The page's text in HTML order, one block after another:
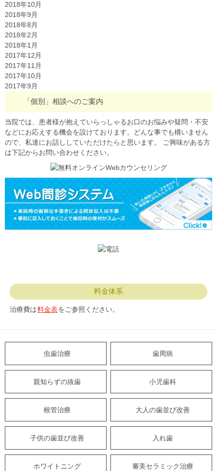
2018年10月
2018年9月
2018年8月
2018年2月
2018年1月
2017年12月
2017年11月
2017年10月
2017年9月
「個別」相談へのご案内
当院では、患者様が抱えていらっしゃるお口のお悩みや疑問・不安
などにお応えする機会を設けております。どんな事でも構いません
ので、私達にお話ししていただけたらと思います。 ご興味がある方
は下記からお問い合わせください。
料金体系
治療費は料金表をご参照ください。
虫歯治療 歯周病
親知らずの抜歯 小児歯科
根管治療 大人の歯並び改善
子供の歯並び改善 入れ歯
ホワイトニング 審美セラミック治療